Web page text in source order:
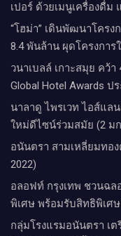
เปอร์ ด้วยเมนูเครื่องดื่ม
“โฮม่า” เดินพัฒนาโคร
8.4 พันล้าน ผุดโครงการ
วนาเบลล์ เกาะสมุย คว้า
Global Hotel Awards ป
นาลาดู ไพรเวท ไอส์แ
ใหม่ดีไซน์ร่วมสมัย (2 ม
อนันตรา สามเหลี่ยมทอ
2022)
อลอฟท์ กรุงเทพ ชวนฉล
พิเศษ พร้อมรับสิทธิพิเศ
กลุ่มโรงแรมอนันตรา เ